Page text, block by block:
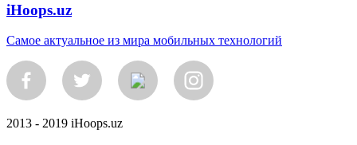
iHoops.uz
Самое актуальное из мира мобильных технологий
2013 - 2019 iHoops.uz